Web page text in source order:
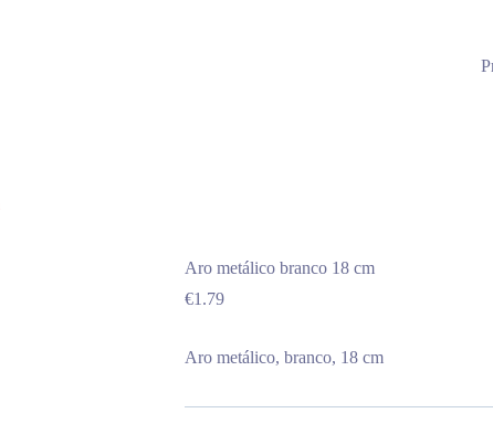
Aro metálico branco 18 cm
€1.79
Aro metálico, branco, 18 cm